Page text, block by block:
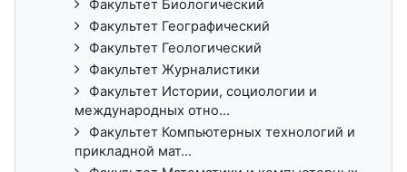
Факультет Биологический
Факультет Географический
Факультет Геологический
Факультет Журналистики
Факультет Истории, социологии и
международных отно...
Факультет Компьютерных технологий и
прикладной мат...